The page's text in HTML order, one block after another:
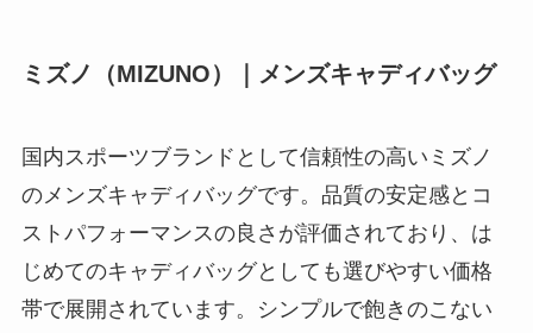
ミズノ（MIZUNO）｜メンズキャディバッグ
国内スポーツブランドとして信頼性の高いミズノ
のメンズキャディバッグです。品質の安定感とコ
ストパフォーマンスの良さが評価されており、は
じめてのキャディバッグとしても選びやすい価格
帯で展開されています。シンプルで飽きのこない